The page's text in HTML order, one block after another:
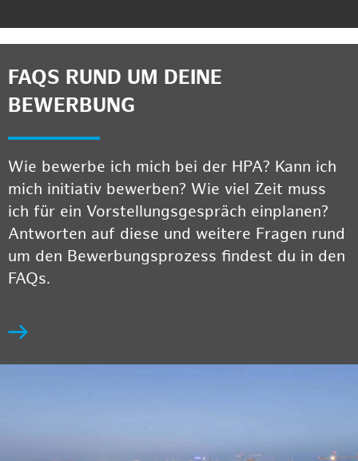
FAQS RUND UM DEINE
BEWERBUNG
Wie bewerbe ich mich bei der HPA? Kann ich
mich initiativ bewerben? Wie viel Zeit muss
ich für ein Vorstellungsgespräch einplanen?
Antworten auf diese und weitere Fragen rund
um den Bewerbungsprozess findest du in den
FAQs.